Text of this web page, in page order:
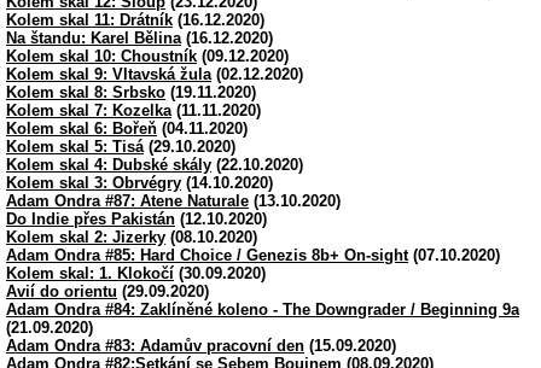
Kolem skal 11: Drátník (16.12.2020)
Na štandu: Karel Bělina (16.12.2020)
Kolem skal 10: Choustník (09.12.2020)
Kolem skal 9: Vltavská žula (02.12.2020)
Kolem skal 8: Srbsko (19.11.2020)
Kolem skal 7: Kozelka (11.11.2020)
Kolem skal 6: Bořeň (04.11.2020)
Kolem skal 5: Tisá (29.10.2020)
Kolem skal 4: Dubské skály (22.10.2020)
Kolem skal 3: Obrvégry (14.10.2020)
Adam Ondra #87: Atene Naturale (13.10.2020)
Do Indie přes Pakistán (12.10.2020)
Kolem skal 2: Jizerky (08.10.2020)
Adam Ondra #85: Hard Choice / Genezis 8b+ On-sight(07.10.2020)
Kolem skal: 1. Klokočí (30.09.2020)
Avií do orientu (29.09.2020)
Adam Ondra #84: Zaklíněné koleno - The Downgrader / Beginning 9a
(21.09.2020)
Adam Ondra #83: Adamův pracovní den (15.09.2020)
Adam Ondra #82:Setkání se Sebem Bouinem (08.09.2020)